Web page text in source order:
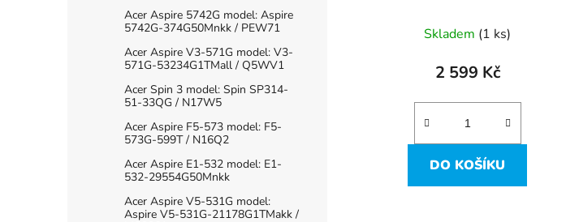
Acer Aspire 5742G model: Aspire
5742G-374G50Mnkk / PEW71
Acer Aspire V3-571G model: V3-
571G-53234G1TMall / Q5WV1
Acer Spin 3 model: Spin SP314-
51-33QG / N17W5
Acer Aspire F5-573 model: F5-
573G-599T / N16Q2
Acer Aspire E1-532 model: E1-
532-29554G50Mnkk
Acer Aspire V5-531G model:
Aspire V5-531G-21178G1TMakk /
Skladem (1 ks)
2 599 Kč
DO KOŠÍKU